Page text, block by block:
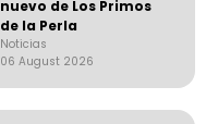
nuevo de Los Primos
de la Perla
Noticias
06 August 2026